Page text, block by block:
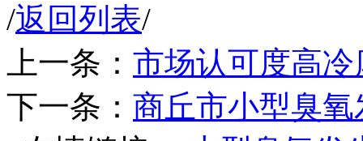
/返回列表/
上一条： 市场认可度高
下一条： 商丘市小型臭